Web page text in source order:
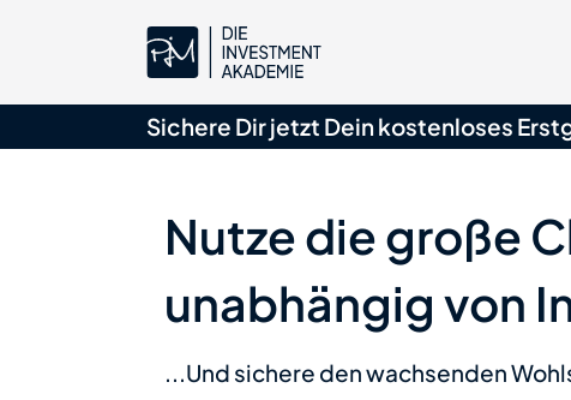
Sichere Dir jetzt Dein kostenloses
Nutze die große
unabhängig von
...Und sichere den wachsenden